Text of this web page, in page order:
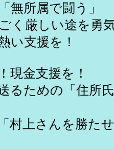
無所属で闘う」
く厳しい途を勇
い支援を！
金支援を！
るための「住所
村上さんを勝た